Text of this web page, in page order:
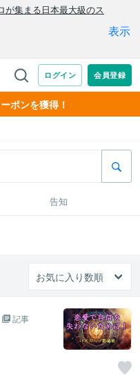
ポンを獲得！
告知
記事